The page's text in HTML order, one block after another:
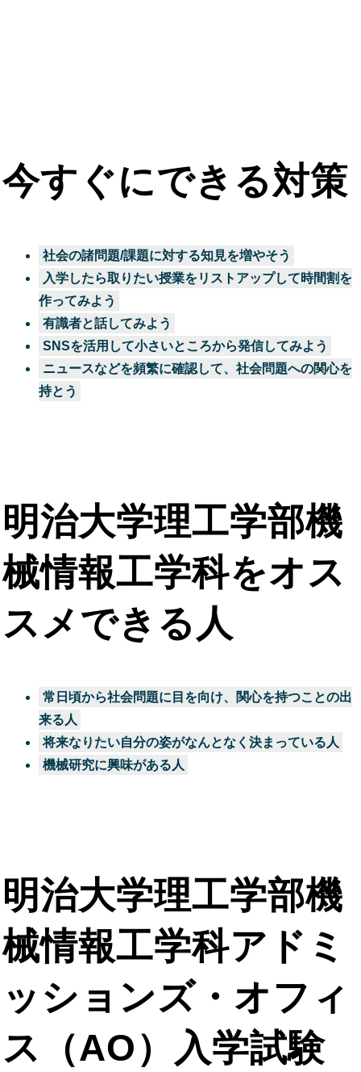
今すぐにできる対策
社会の諸問題/課題に対する知見を増やそう
入学したら取りたい授業をリストアップして時間割を
作ってみよう
有識者と話してみよう
SNSを活用して小さいところから発信してみよう
ニュースなどを頻繁に確認して、社会問題への関心を
持とう
明治大学理工学部機
械情報工学科をオス
スメできる人
常日頃から社会問題に目を向け、関心を持つことの出
来る人
将来なりたい自分の姿がなんとなく決まっている人
機械研究に興味がある人
明治大学理工学部機
械情報工学科アドミ
ッションズ・オフィ
ス（AO）入学試験